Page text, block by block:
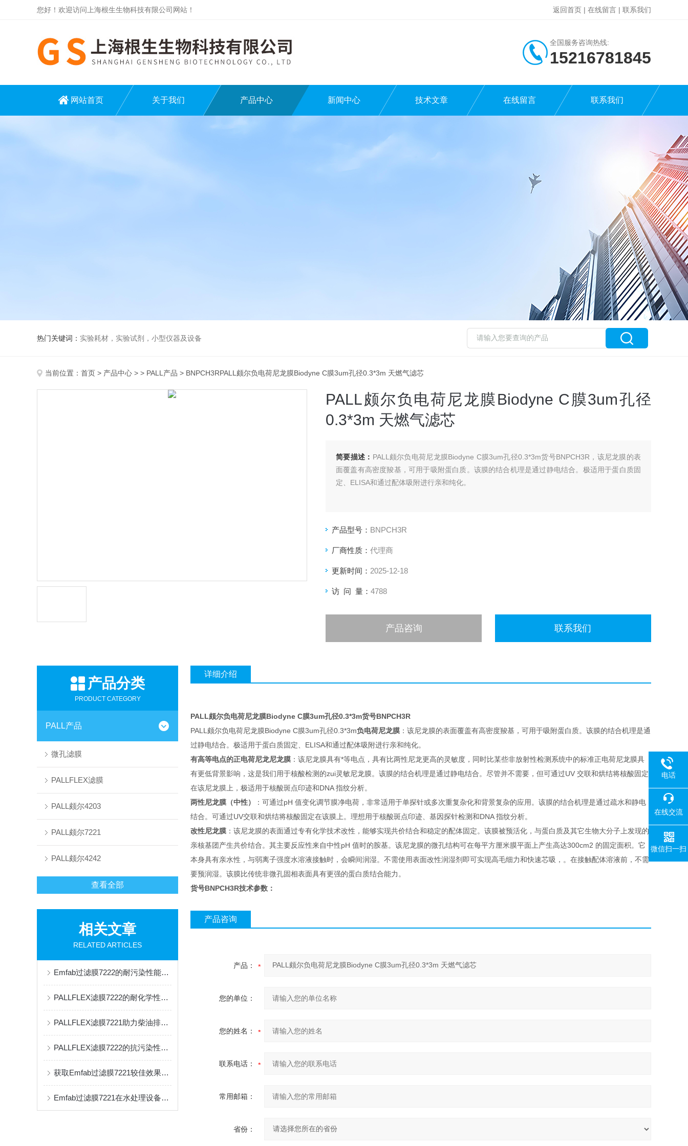
您好！欢迎访问上海根生生物科技有限公司网站！ 返回首页 | 在线留言 | 联系我们
全国服务咨询热线:
15216781845
网站首页 关于我们 产品中心 新闻中心 技术文章 在线留言 联系我们
热门关键词： 实验耗材，实验试剂，小型仪器及设备
当前位置： 首页 > 产品中心 > > PALL产品 > BNPCH3RPALL颇尔负电荷尼龙膜Biodyne C膜3um孔径0.3*3m 天燃气滤芯
PALL颇尔负电荷尼龙膜Biodyne C膜3um孔径
0.3*3m 天燃气滤芯
简要描述： PALL颇尔负电荷尼龙膜Biodyne C膜3um孔径0.3*3m货号BNPCH3R，该尼龙膜的表
面覆盖有高密度羧基，可用于吸附蛋白质。该膜的结合机理是通过静电结合。极适用于蛋白质固
定、ELISA和通过配体吸附进行亲和纯化。
产品型号： BNPCH3R
厂商性质： 代理商
更新时间： 2025-12-18
访 问 量： 4788
产品咨询 联系我们
产品分类
PRODUCT CATEGORY
PALL产品
微孔滤膜
PALLFLEX滤膜
PALL颇尔4203
PALL颇尔7221
PALL颇尔4242
查看全部
相关文章
RELATED ARTICLES
Emfab过滤膜7222的耐污染性能与清洁策略
PALLFLEX滤膜7222的耐化学性与过滤效果
PALLFLEX滤膜7221助力柴油排放物精准检测
PALLFLEX滤膜7222的抗污染性与自清洁技术
获取Emfab过滤膜7221较佳效果的关键步骤
Emfab过滤膜7221在水处理设备中的远程监控系统设计
详细介绍
PALL颇尔负电荷尼龙膜Biodyne C膜3um孔径0.3*3m货号BNPCH3R
PALL颇尔负电荷尼龙膜Biodyne C膜3um孔径0.3*3m负电荷尼龙膜 ：该尼龙膜的表面覆盖有高密度羧基，可用于吸附蛋白质。该膜的结合机理是通
过静电结合。极适用于蛋白质固定、ELISA和通过配体吸附进行亲和纯化。
有高等电点的正电荷尼龙尼龙膜 ：该尼龙膜具有*等电点，具有比两性尼龙更高的灵敏度，同时比某些非放射性检测系统中的标准正电荷尼龙膜具
有更低背景影响，这是我们用于核酸检测的zui灵敏尼龙膜。该膜的结合机理是通过静电结合。尽管并不需要，但可通过UV 交联和烘结将核酸固定
在该尼龙膜上，极适用于核酸斑点印迹和DNA 指纹分析。
两性尼龙膜（中性）
：可通过pH 值变化调节膜净电荷，非常适用于单探针或多次重复杂化和背景复杂的应用。该膜的结合机理是通过疏水和静电
结合。可通过UV交联和烘结将核酸固定在该膜上。理想用于核酸斑点印迹、基因探针检测和DNA 指纹分析。
改性尼龙膜 ：该尼龙膜的表面通过专有化学技术改性，能够实现共价结合和稳定的配体固定。该膜被预活化，与蛋白质及其它生物大分子上发现的
亲核基团产生共价结合。其主要反应性来自中性pH 值时的胺基。该尼龙膜的微孔结构可在每平方厘米膜平面上产生高达300cm2 的固定面积。它
本身具有亲水性，与弱离子强度水溶液接触时，会瞬间润湿。不需使用表面改性润湿剂即可实现高毛细力和快速芯吸，。在接触配体溶液前，不需
要预润湿。该膜比传统非微孔固相表面具有更强的蛋白质结合能力。
货号BNPCH3R技术参数：
产品咨询
产品：
您的单位：
您的姓名：
联系电话：
常用邮箱：
省份：
电话
在线交流
微信扫一扫